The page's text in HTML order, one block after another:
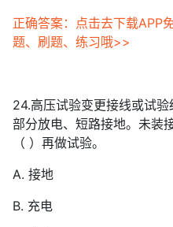
正确答案：点击去下载APP
题、刷题、练习哦>>
24.高压试验变更接线或试
部分放电、短路接地。未装
（ ）再做试验。
A. 接地
B. 充电